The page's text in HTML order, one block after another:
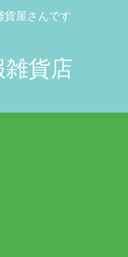
貨屋さんです
貨店